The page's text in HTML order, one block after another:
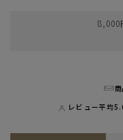
8,000
レビュー平均